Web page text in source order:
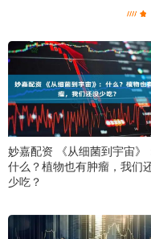
妙嘉配资 《从细菌到宇宙》
什么？植物也有肿瘤，我们
少吃？